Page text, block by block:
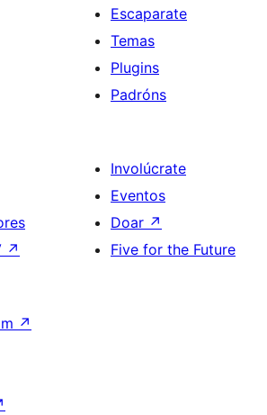
Escaparate
Temas
Plugins
Padróns
↗
Involúcrate
Eventos
Doar ↗
Five for the Future
↗